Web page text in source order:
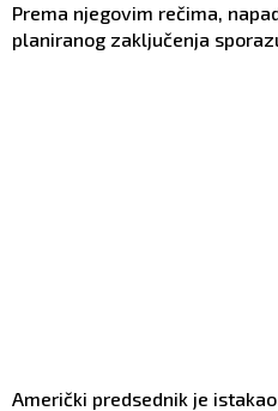
Prema njegovim rečima,
planiranog zaključenja
Američki predsednik je